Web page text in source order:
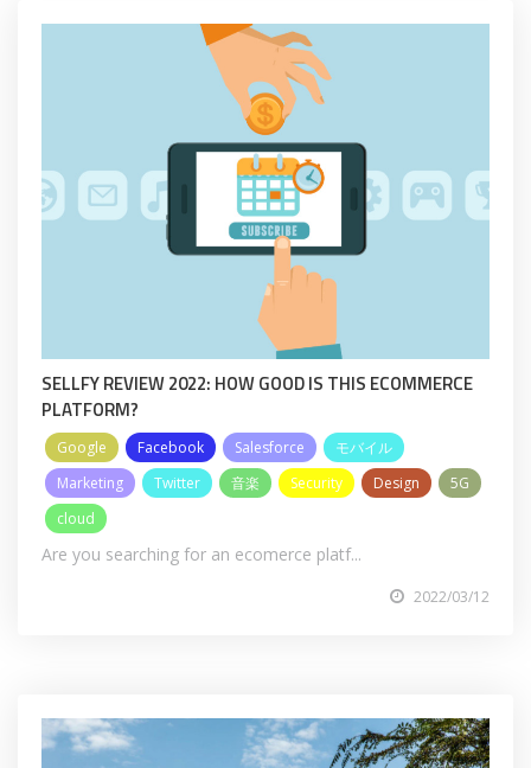
SELLFY REVIEW 2022: HOW GOOD IS THIS ECOMMERCE
PLATFORM?
Google Facebook Salesforce
モバイル
Marketing
Twitter 音楽 Security Design
5G
cloud
Are you searching for an ecomerce platf...
2022/03/12